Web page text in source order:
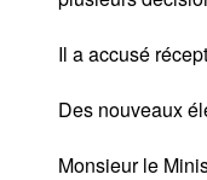
Il a accusé
Des nouveaux
Monsieur le